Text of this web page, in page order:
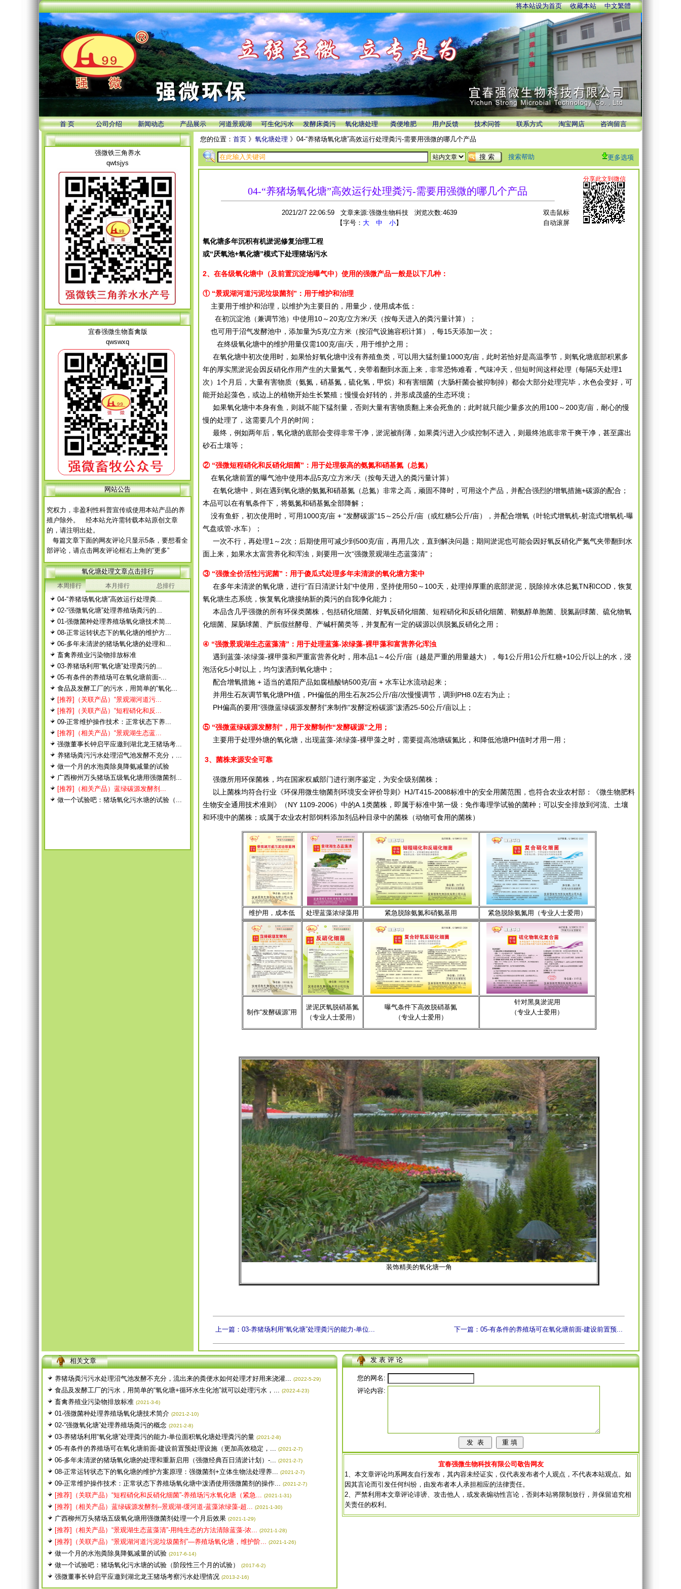
将本站设为首页 收藏本站 中文繁體
首 页 公司介绍 新闻动态 产品展示 河道景观湖 可生化污水 发酵床粪污 氧化塘处理 粪便堆肥 用户反馈 技术问答 联系方式 淘宝网店 咨询留言
强微铁三角养水
qwtsjys
宜春强微生物畜禽版
qwswxq
网站公告
网 站 申 明
本网站所有原创文章，未经本站同意，不得转
载或下载转作他用，否则本站保留相应的法律追
殖户除外。 经本站允许需转载本站原创文章
的，请注明出处。
每篇文章下面的网友评论只显示5条，要想看全
部评论，请点击网友评论框右上角的“更多”
徨耧豚蝽-桎梓羼觇?觐眈箅圉梃
徨耧豚蝽-桎梓羼觇?觐眈箅圉梃
氧化塘处理文章点击排行
本周排行 本月排行 总排行
04-“养猪场氧化塘”高效运行处理粪...
02-“强微氧化塘”处理养殖场粪污的...
01-强微菌种处理养殖场氧化塘技术简...
08-正常运转状态下的氧化塘的维护方...
06-多年未清淤的猪场氧化塘的处理和...
畜禽养殖业污染物排放标准
03-养猪场利用“氧化塘”处理粪污的...
05-有条件的养殖场可在氧化塘前面-...
食品及发酵工厂的污水，用简单的“氧化...
[推荐]（关联产品）“景观湖河道污...
[推荐]（关联产品）“短程硝化和反...
09-正常维护操作技术：正常状态下养...
[推荐]（相关产品）“景观湖生态蓝...
强微董事长钟启平应邀到湖北龙王猪场考...
养猪场粪污污水处理沼气池发酵不充分，...
做一个月的水泡粪除臭降氨减量的试验
广西柳州万头猪场五级氧化塘用强微菌剂...
[推荐]（相关产品）蓝绿碳源发酵剂...
做一个试验吧：猪场氧化污水塘的试验（...
您的位置： 首页 》 氧化塘处理 》04-“养猪场氧化塘”高效运行处理粪污-需要用强微的哪几个产品
搜索帮助 更多选项
04-“养猪场氧化塘”高效运行处理粪污-需要用强微的哪几个产品
2021/2/7 22:06:59 文章来源:强微生物科技 浏览次数:4639
【字号： 大 中 小】
双击鼠标
自动滚屏
氧化塘多年沉积有机淤泥修复治理工程
或“厌氧池+氧化塘”模式下处理猪场污水
2、在各级氧化塘中（及前置沉淀池曝气中）使用的强微产品一般是以下几种：
① “景观湖河道污泥垃圾菌剂”：用于维护和治理
主要用于维护和治理，以维护为主要目的，用量少，使用成本低：
在初沉淀池（兼调节池）中使用10～20克/立方米/天（按每天进入的粪污量计算）；
也可用于沼气发酵池中，添加量为5克/立方米（按沼气设施容积计算），每15天添加一次；
在终级氧化塘中的维护用量仅需100克/亩/天，用于维护之用；
在氧化塘中初次使用时，如果恰好氧化塘中没有养殖鱼类，可以用大猛剂量1000克/亩，此时若恰好是高温季节，则氧化塘底部积累多
年的厚实黑淤泥会因反硝化作用产生的大量氮气，夹带着翻到水面上来，非常恐怖难看，气味冲天，但短时间这样处理（每隔5天处理1
次）1个月后，大量有害物质（氨氮，硝基氮，硫化氢，甲烷）和有害细菌（大肠杆菌会被抑制掉）都会大部分处理完毕，水色会变好，可
能开始起藻色，或边上的植物开始生长繁殖；慢慢会好转的，并形成茂盛的生态环境；
如果氧化塘中本身有鱼，则就不能下猛剂量，否则大量有害物质翻上来会死鱼的；此时就只能少量多次的用100～200克/亩，耐心的慢
慢的处理了，这需要几个月的时间；
最终，例如两年后，氧化塘的底部会变得非常干净，淤泥被削薄，如果粪污进入少或控制不进入，则最终池底非常干爽干净，甚至露出
砂石土壤等；
② “强微短程硝化和反硝化细菌”：用于处理极高的氨氮和硝基氮（总氮）
在氧化塘前置的曝气池中使用本品5克/立方米/天（按每天进入的粪污量计算）
在氧化塘中，则在遇到氧化塘的氨氮和硝基氮（总氮）非常之高，顽固不降时，可用这个产品，并配合强烈的增氧措施+碳源的配合；
本品可以在有氧条件下，将氨氮和硝基氮全部降解；
没有鱼虾，初次使用时，可用1000克/亩 + “发酵碳源”15～25公斤/亩（或红糖5公斤/亩），并配合增氧（叶轮式增氧机-射流式增氧机-曝
气盘或管-水车）；
一次不行，再处理1～2次；后期使用可减少到500克/亩，再用几次，直到解决问题；期间淤泥也可能会因好氧反硝化产氮气夹带翻到水
面上来，如果水太富营养化和浑浊，则要用一次“强微景观湖生态蓝藻清”；
③ “强微全价活性污泥菌”：用于傻瓜式处理多年未清淤的氧化塘方案中
在多年未清淤的氧化塘，进行“百日清淤计划”中使用，坚持使用50～100天，处理掉厚重的底部淤泥，脱除掉水体总氮TN和COD，恢复
氧化塘生态系统，恢复氧化塘接纳新的粪污的自我净化能力；
本品含几乎强微的所有环保类菌株，包括硝化细菌、好氧反硝化细菌、短程硝化和反硝化细菌、鞘氨醇单胞菌、脱氮副球菌、硫化物氧
化细菌、屎肠球菌、产朊假丝酵母、产碱杆菌类等，并复配有一定的碳源以供脱氮反硝化之用；
④ “强微景观湖生态蓝藻清”：用于处理蓝藻-浓绿藻-裸甲藻和富营养化浑浊
遇到蓝藻-浓绿藻-裸甲藻和严重富营养化时，用本品1～4公斤/亩（越是严重的用量越大），每1公斤用1公斤红糖+10公斤以上的水，浸
泡活化5小时以上，均匀泼洒到氧化塘中；
配合增氧措施 + 适当的遮阳产品如腐植酸钠500克/亩 + 水车让水流动起来；
并用生石灰调节氧化塘PH值，PH偏低的用生石灰25公斤/亩/次慢慢调节，调到PH8.0左右为止；
PH偏高的要用“强微蓝绿碳源发酵剂”来制作“发酵淀粉碳源”泼洒25-50公斤/亩以上；
⑤ “强微蓝绿碳源发酵剂”，用于发酵制作“发酵碳源”之用；
主要用于处理外塘的氧化塘，出现蓝藻-浓绿藻-裸甲藻之时，需要提高池塘碳氮比，和降低池塘PH值时才用一用；
3、菌株来源安全可靠
强微所用环保菌株，均在国家权威部门进行测序鉴定，为安全级别菌株；
以上菌株均符合行业《环保用微生物菌剂环境安全评价导则》HJ/T415-2008标准中的安全用菌范围，也符合农业农村部：《微生物肥料
生物安全通用技术准则》（NY 1109-2006）中的A.1类菌株，即属于标准中第一级：免作毒理学试验的菌种；可以安全排放到河流、土壤
和环境中的菌株；或属于农业农村部饲料添加剂品种目录中的菌株（动物可食用的菌株）
维护用，成本低 处理蓝藻浓绿藻用 紧急脱除氨氮和硝氨基用 紧急脱除氨氮用（专业人士爱用）
制作“发酵碳源”用
淤泥厌氧脱硝基氮
（专业人士爱用）
曝气条件下高效脱硝基氮
（专业人士爱用）
针对黑臭淤泥用
（专业人士爱用）
装饰精美的氧化塘一角
上一篇：03-养猪场利用“氧化塘”处理粪污的能力-单位... 下一篇：05-有条件的养殖场可在氧化塘前面-建设前置预...
相关文章
养猪场粪污污水处理沼气池发酵不充分，流出来的粪便水如何处理才好用来浇灌... (2022-5-29)
食品及发酵工厂的污水，用简单的“氧化塘+循环水生化池”就可以处理污水，... (2022-4-23)
畜禽养殖业污染物排放标准 (2021-3-6)
01-强微菌种处理养殖场氧化塘技术简介 (2021-2-10)
02-“强微氧化塘”处理养殖场粪污的概念 (2021-2-8)
03-养猪场利用“氧化塘”处理粪污的能力-单位面积氧化塘处理粪污的量 (2021-2-8)
05-有条件的养殖场可在氧化塘前面-建设前置预处理设施（更加高效稳定，... (2021-2-7)
06-多年未清淤的猪场氧化塘的处理和重新启用（强微经典百日清淤计划）-... (2021-2-7)
08-正常运转状态下的氧化塘的维护方案原理：强微菌剂+立体生物法处理养... (2021-2-7)
09-正常维护操作技术：正常状态下养殖场氧化塘中泼洒使用强微菌剂的操作... (2021-2-7)
[推荐]（关联产品）“短程硝化和反硝化细菌”-养殖场污水氧化塘（紧急... (2021-1-31)
[推荐]（相关产品）蓝绿碳源发酵剂--景观湖-缓河道-蓝藻浓绿藻-超... (2021-1-30)
广西柳州万头猪场五级氧化塘用强微菌剂处理一个月后效果 (2021-1-29)
[推荐]（相关产品）“景观湖生态蓝藻清”-用纯生态的方法清除蓝藻-浓... (2021-1-28)
[推荐]（关联产品）“景观湖河道污泥垃圾菌剂”—养殖场氧化塘，维护阶... (2021-1-26)
做一个月的水泡粪除臭降氨减量的试验 (2017-6-14)
做一个试验吧：猪场氧化污水塘的试验（阶段性三个月的试验） (2017-6-2)
强微董事长钟启平应邀到湖北龙王猪场考察污水处理情况 (2013-2-16)
发 表 评 论
您的网名:
评论内容:
宜春强微生物科技有限公司敬告网友
1、本文章评论均系网友自行发布，其内容未经证实，仅代表发布者个人观点，不代表本站观点。如
因其言论而引发任何纠纷，由发布者本人承担相应的法律责任。
2、严禁利用本文章评论诽谤、攻击他人，或发表煽动性言论，否则本站将限制放行，并保留追究相
关责任的权利。